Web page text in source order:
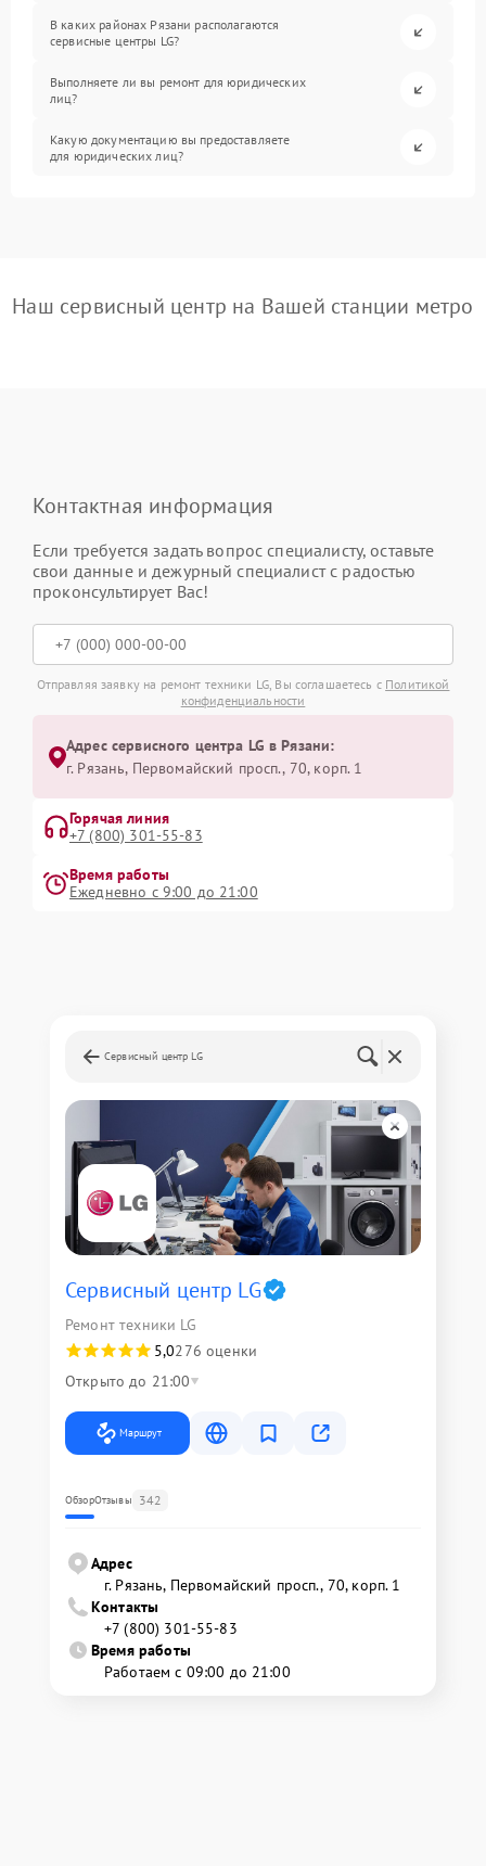
В каких районах Рязани располагаются
сервисные центры LG?
Выполняете ли вы ремонт для юридических
лиц?
Какую документацию вы предоставляете
для юридических лиц?
Наш сервисный центр на Вашей станции метро
Контактная информация
Если требуется задать вопрос специалисту, оставьте
свои данные и дежурный специалист с радостью
проконсультирует Вас!
Отправляя заявку на ремонт техники LG, Вы соглашаетесь с Политикой
конфиденциальности
Адрес сервисного центра LG в Рязани:
г. Рязань, Первомайский просп., 70, корп. 1
Горячая линия
+7 (800) 301-55-83
Время работы
Ежедневно с 9:00 до 21:00
Сервисный центр LG
Сервисный центр LG
Ремонт техники LG
5,0276 оценки
Открыто до 21:00
Маршрут
ОбзорОтзывы 342
Адрес
г. Рязань, Первомайский просп., 70, корп. 1
Контакты
+7 (800) 301-55-83
Время работы
Работаем с 09:00 до 21:00